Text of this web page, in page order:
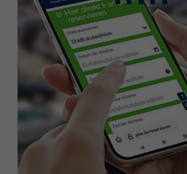
Gebündeltes
how für
Leistung.